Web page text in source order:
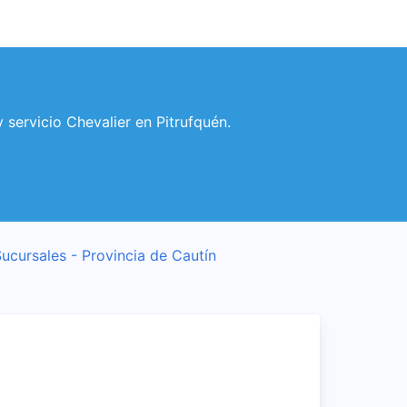
servicio Chevalier en Pitrufquén.
- Provincia de Cautín